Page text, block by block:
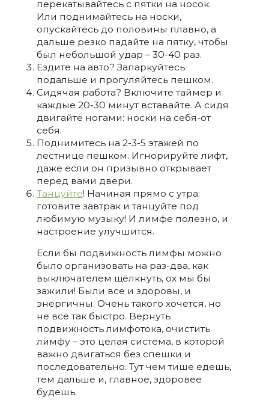
перекатывайтесь с пятки на носок.
Или поднимайтесь на носки,
опускайтесь до половины плавно, а
дальше резко падайте на пятку, чтобы
был небольшой удар – 30-40 раз.
Ездите на авто? Запаркуйтесь
подальше и прогуляйтесь пешком.
Сидячая работа? Включите таймер и
каждые 20-30 минут вставайте. А сидя
двигайте ногами: носки на себя-от
себя.
Поднимитесь на 2-3-5 этажей по
лестнице пешком. Игнорируйте лифт,
даже если он призывно открывает
перед вами двери.
Танцуйте! Начиная прямо с утра:
готовите завтрак и танцуйте под
любимую музыку! И лимфе полезно, и
настроение улучшится.
Если бы подвижность лимфы можно
было организовать на раз-два, как
выключателем щёлкнуть, ох мы бы
зажили! Были все и здоровы, и
энергичны. Очень такого хочется, но
не всё так быстро. Вернуть
подвижность лимфотока, очистить
лимфу – это целая система, в которой
важно двигаться без спешки и
последовательно. Тут чем тише едешь,
тем дальше и, главное, здоровее
будешь.